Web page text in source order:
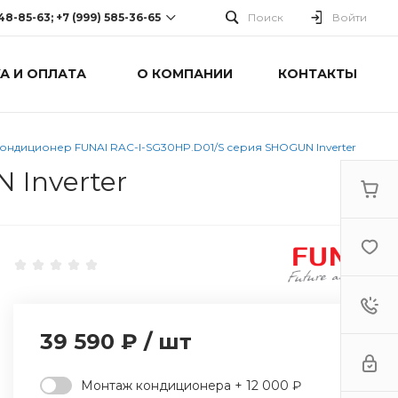
85-63; +7 (999) 585-36-65
63; +7 (999) 585-36-65
Поиск Войти
И ОПЛАТА О КОМПАНИИ КОНТАКТЫ
FUNAI RAC-I-SG30HP.D01/S серия SHOGUN Inverter
Inverter
39 590 ₽ / шт
Монтаж кондиционера + 12 000 ₽